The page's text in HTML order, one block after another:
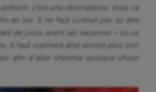
c’est une récompense, mais ce
fin en soi. Il ne faut surtout pas se dire
de jours avant les vacances » ou ce
Il faut vraiment aller encore plus loin
afin d’aller chercher quelque chose